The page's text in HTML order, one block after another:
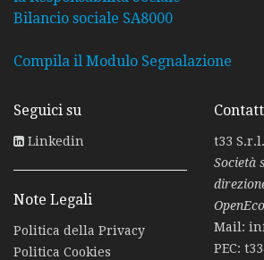
Bilancio sociale SA8000
Compila il Modulo Segnalazione
Seguici su
Linkedin
Note Legali
Politica della Privacy
Politica Cookies
t33
Società
Mail:
PEC: